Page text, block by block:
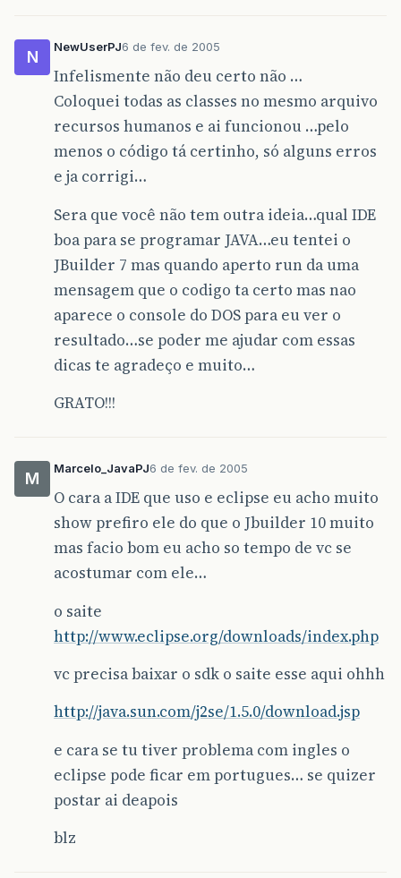
N
NewUserPJ6 de fev. de 2005
Infelismente não deu certo não …
Coloquei todas as classes no mesmo arquivo
recursos humanos e ai funcionou …pelo
menos o código tá certinho, só alguns erros
e ja corrigi…
Sera que você não tem outra ideia…qual IDE
boa para se programar JAVA…eu tentei o
JBuilder 7 mas quando aperto run da uma
mensagem que o codigo ta certo mas nao
aparece o console do DOS para eu ver o
resultado…se poder me ajudar com essas
dicas te agradeço e muito…
GRATO!!!
M
Marcelo_JavaPJ6 de fev. de 2005
O cara a IDE que uso e eclipse eu acho muito
show prefiro ele do que o Jbuilder 10 muito
mas facio bom eu acho so tempo de vc se
acostumar com ele…
o saite
http://www.eclipse.org/downloads/index.php
vc precisa baixar o sdk o saite esse aqui ohhh
http://java.sun.com/j2se/1.5.0/download.jsp
e cara se tu tiver problema com ingles o
eclipse pode ficar em portugues… se quizer
postar ai deapois
blz